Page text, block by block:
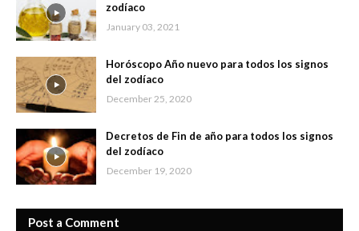
zodíaco
January 03, 2021
Horóscopo Año nuevo para todos los signos
del zodíaco
December 25, 2020
Decretos de Fin de año para todos los signos
del zodíaco
December 19, 2020
Post a Comment